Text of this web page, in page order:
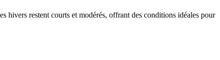
hivers restent courts et modérés, offrant des conditions idéales pour